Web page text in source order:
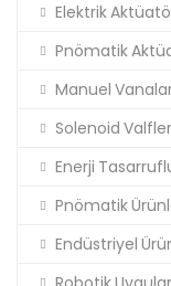
Elektrik
Pnömatik
Manuel
Solenoid Valfler
Enerji
Pnömatik
Endüstriyel